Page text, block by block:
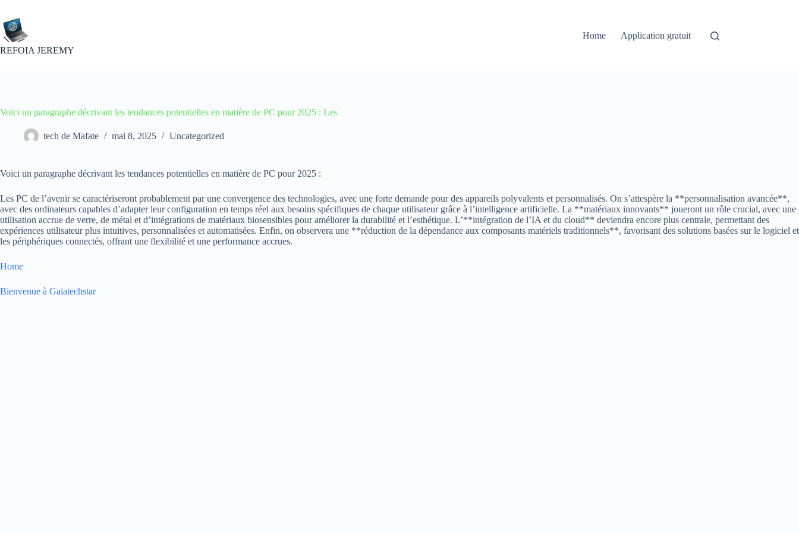
contenu
REFOIA JEREMY
Home Application gratuit
Voici un paragraphe décrivant les tendances potentielles en matière de PC pour 2025 : Les
tech de Mafate mai 8, 2025 Uncategorized
Voici un paragraphe décrivant les tendances potentielles en matière de PC pour 2025 :
Les PC de l’avenir se caractériseront probablement par une convergence des technologies, avec une forte demande pour des appareils polyvalents et personnalisés. On s’attespère la **personnalisation avancée**,
avec des ordinateurs capables d’adapter leur configuration en temps réel aux besoins spécifiques de chaque utilisateur grâce à l’intelligence artificielle. La **matériaux innovants** joueront un rôle crucial, avec une
utilisation accrue de verre, de métal et d’intégrations de matériaux biosensibles pour améliorer la durabilité et l’esthétique. L’**intégration de l’IA et du cloud** deviendra encore plus centrale, permettant des
expériences utilisateur plus intuitives, personnalisées et automatisées. Enfin, on observera une **réduction de la dépendance aux composants matériels traditionnels**, favorisant des solutions basées sur le logiciel et
les périphériques connectés, offrant une flexibilité et une performance accrues.
Home
Bienvenue à Gaiatechstar